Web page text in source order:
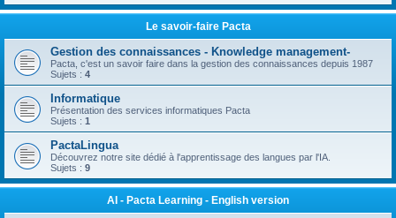
Le savoir-faire Pacta
Gestion des connaissances - Knowledge management-
Pacta, c'est un savoir faire dans la gestion des connaissances depuis 1987
Sujets : 4
Informatique
Présentation des services informatiques Pacta
Sujets : 1
PactaLingua
Découvrez notre site dédié à l'apprentissage des langues par l'IA.
Sujets : 9
AI - Pacta Learning - English version